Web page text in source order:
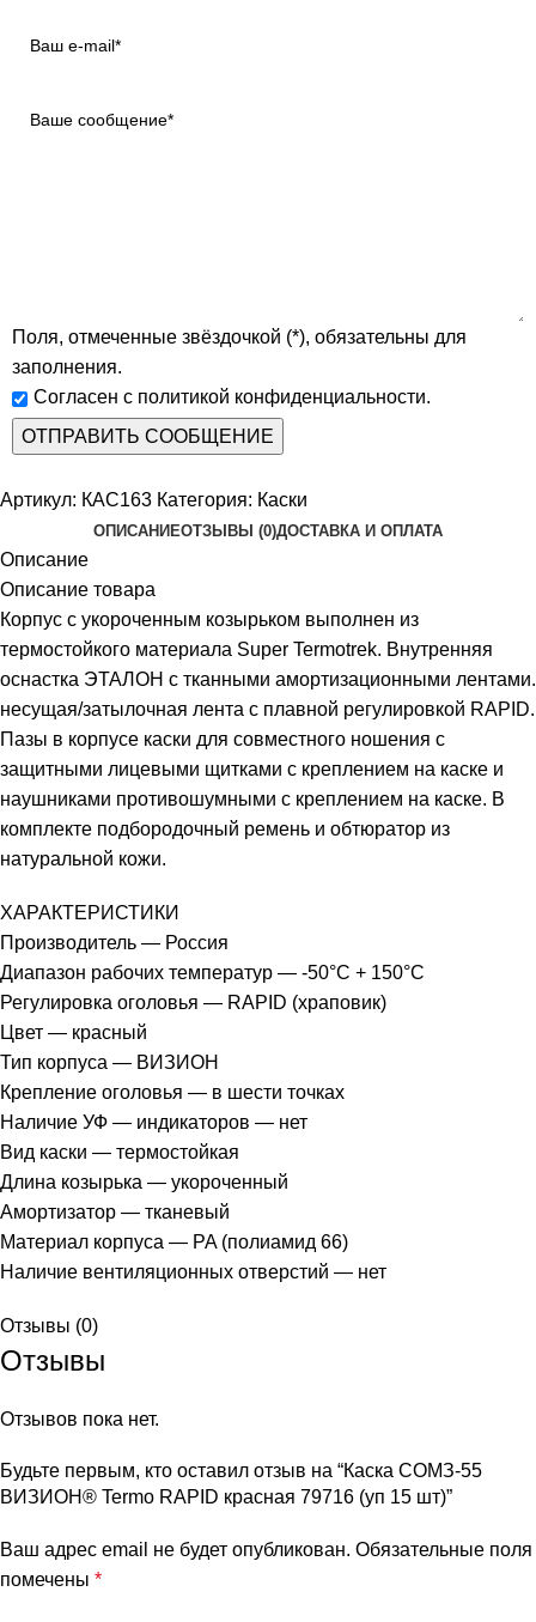
Поля, отмеченные звёздочкой (*), обязательны для
заполнения.
Согласен с политикой конфиденциальности.
Артикул: КАС163 Категория: Каски
ОПИСАНИЕОТЗЫВЫ (0)ДОСТАВКА И ОПЛАТА
Описание
Описание товара
Корпус с укороченным козырьком выполнен из
термостойкого материала Super Termotrek. Внутренняя
оснастка ЭТАЛОН с тканными амортизационными лентами.
несущая/затылочная лента с плавной регулировкой RAPID.
Пазы в корпусе каски для совместного ношения с
защитными лицевыми щитками с креплением на каске и
наушниками противошумными с креплением на каске. В
комплекте подбородочный ремень и обтюратор из
натуральной кожи.
ХАРАКТЕРИСТИКИ
Производитель — Россия
Диапазон рабочих температур — -50°C + 150°C
Регулировка оголовья — RAPID (храповик)
Цвет — красный
Тип корпуса — ВИЗИОН
Крепление оголовья — в шести точках
Наличие УФ — индикаторов — нет
Вид каски — термостойкая
Длина козырька — укороченный
Амортизатор — тканевый
Материал корпуса — PA (полиамид 66)
Наличие вентиляционных отверстий — нет
Отзывы (0)
Отзывы
Отзывов пока нет.
Будьте первым, кто оставил отзыв на “Каска СОМЗ-55
ВИЗИОН® Termo RAPID красная 79716 (уп 15 шт)”
Ваш адрес email не будет опубликован. Обязательные поля
помечены *